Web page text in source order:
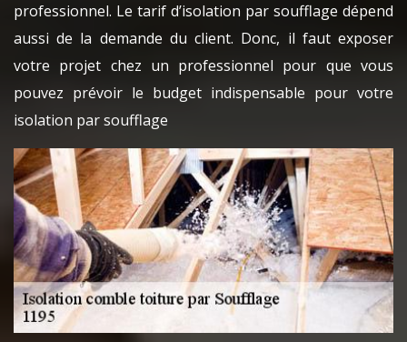
professionnel. Le tarif d’isolation par soufflage dépend
aussi de la demande du client. Donc, il faut exposer
votre projet chez un professionnel pour que vous
pouvez prévoir le budget indispensable pour votre
isolation par soufflage